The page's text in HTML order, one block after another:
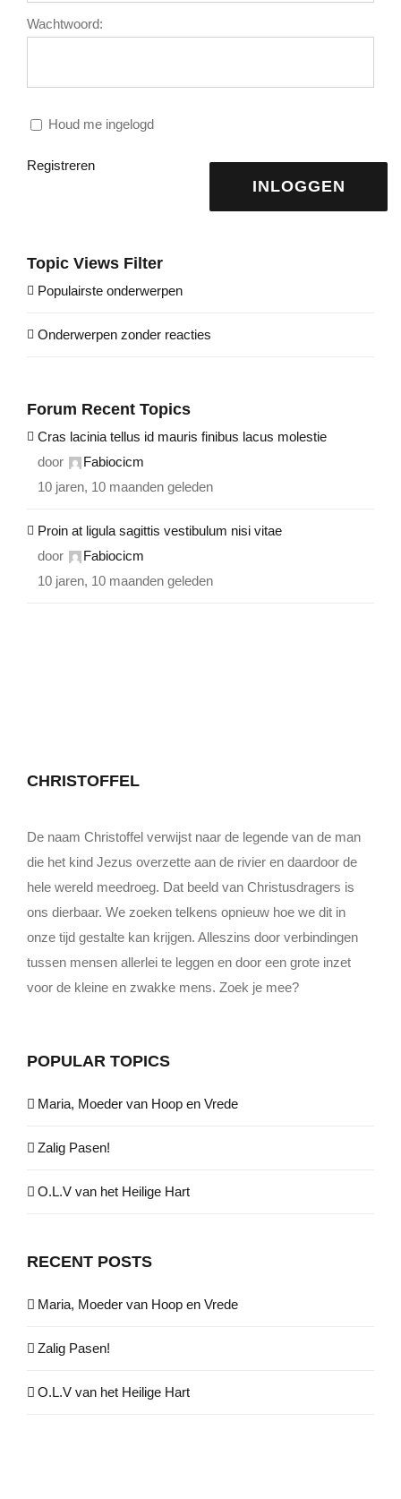
Wachtwoord:
Houd me ingelogd
INLOGGEN
Registreren
Topic Views Filter
Populairste onderwerpen
Onderwerpen zonder reacties
Forum Recent Topics
Cras lacinia tellus id mauris finibus lacus molestie
door
Fabiocicm
10 jaren, 10 maanden geleden
Proin at ligula sagittis vestibulum nisi vitae
door
Fabiocicm
10 jaren, 10 maanden geleden
CHRISTOFFEL
De naam Christoffel verwijst naar de legende van de man
die het kind Jezus overzette aan de rivier en daardoor de
hele wereld meedroeg. Dat beeld van Christusdragers is
ons dierbaar. We zoeken telkens opnieuw hoe we dit in
onze tijd gestalte kan krijgen. Alleszins door verbindingen
tussen mensen allerlei te leggen en door een grote inzet
voor de kleine en zwakke mens. Zoek je mee?
POPULAR TOPICS
Maria, Moeder van Hoop en Vrede
Zalig Pasen!
O.L.V van het Heilige Hart
RECENT POSTS
Maria, Moeder van Hoop en Vrede
Zalig Pasen!
O.L.V van het Heilige Hart